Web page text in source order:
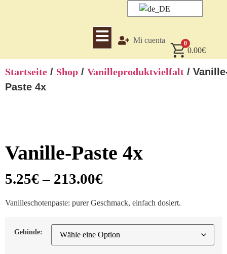
Mi cuenta 0
0.00€
Startseite / Shop / Vanilleproduktvielfalt /
Paste 4x
Vanille-Paste 4x
5.25€ – 213.00€
Vanilleschotenpaste: purer Geschmack, einfach dosiert.
Gebinde: